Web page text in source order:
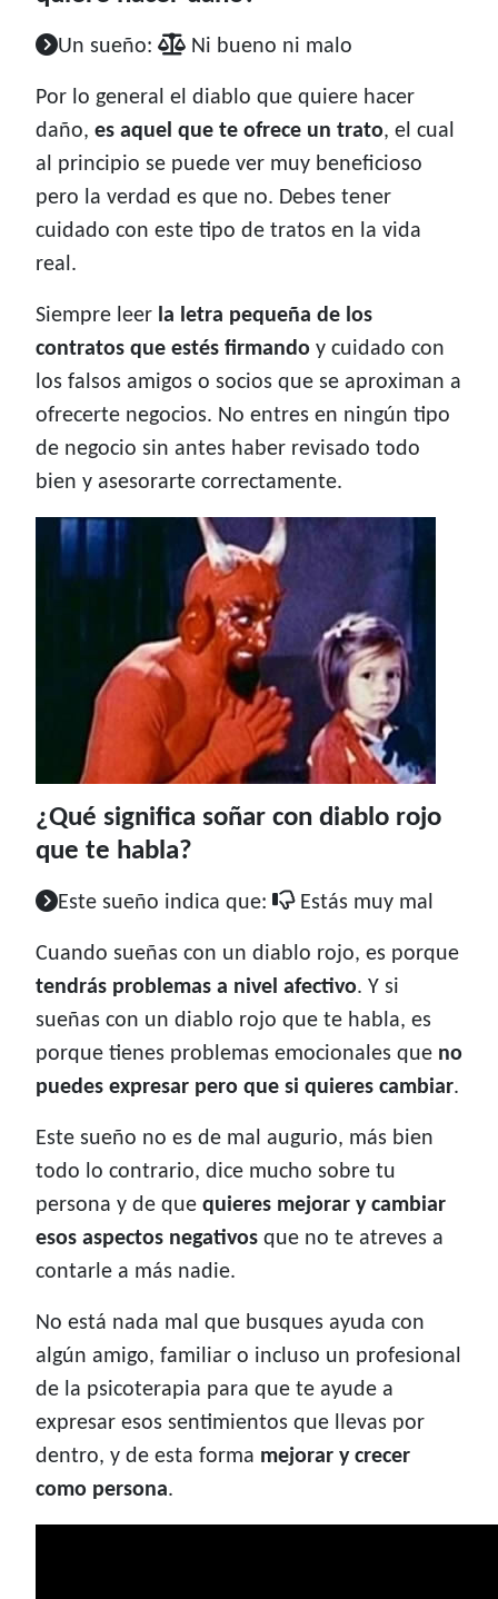
Un sueño: Ni bueno ni malo
Por lo general el diablo que quiere hacer
daño, es aquel que te ofrece un trato, el cual
al principio se puede ver muy beneficioso
pero la verdad es que no. Debes tener
cuidado con este tipo de tratos en la vida
real.
Siempre leer la letra pequeña de los
contratos que estés firmando y cuidado con
los falsos amigos o socios que se aproximan a
ofrecerte negocios. No entres en ningún tipo
de negocio sin antes haber revisado todo
bien y asesorarte correctamente.
¿Qué significa soñar con diablo rojo
que te habla?
Este sueño indica que: Estás muy mal
Cuando sueñas con un diablo rojo, es porque
tendrás problemas a nivel afectivo. Y si
sueñas con un diablo rojo que te habla, es
porque tienes problemas emocionales que no
puedes expresar pero que si quieres cambiar.
Este sueño no es de mal augurio, más bien
todo lo contrario, dice mucho sobre tu
persona y de que quieres mejorar y cambiar
esos aspectos negativos que no te atreves a
contarle a más nadie.
No está nada mal que busques ayuda con
algún amigo, familiar o incluso un profesional
de la psicoterapia para que te ayude a
expresar esos sentimientos que llevas por
dentro, y de esta forma mejorar y crecer
como persona.